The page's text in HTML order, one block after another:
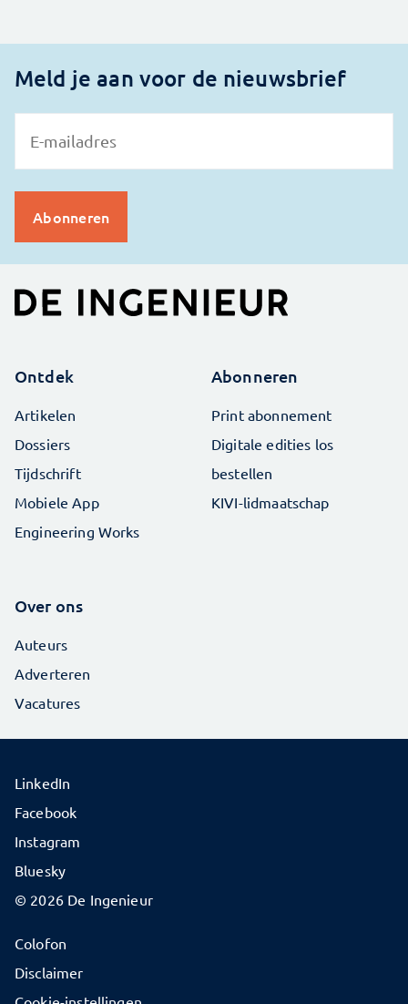
Meld je aan voor de nieuwsbrief
Ontdek
Artikelen
Dossiers
Tijdschrift
Mobiele App
Engineering Works
Abonneren
Print abonnement
Digitale edities los
bestellen
KIVI-lidmaatschap
Over ons
Auteurs
Adverteren
Vacatures
© 2026 De Ingenieur
Colofon
Disclaimer
LinkedIn
Facebook
Instagram
Bluesky